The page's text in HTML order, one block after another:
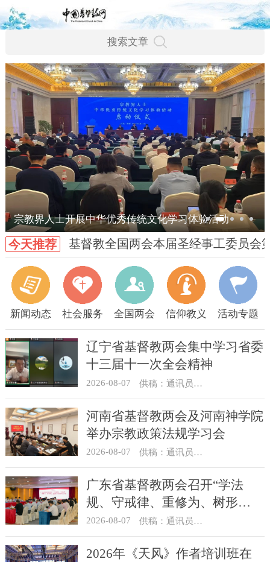
宗教界人士开展中华优秀传统文化学习体验活动
今天推荐 基督教全国两会本届圣经事工委员会
新闻动态 社会服务 全国两会 信仰教义 活动专题
辽宁省基督教两会集中学习省委
十三届十一次全会精神
2026-08-07 供稿：通讯员 顾利民
河南省基督教两会及河南神学院
举办宗教政策法规学习会
2026-08-07 供稿：通讯员 靳新元
广东省基督教两会召开“学法
规、守戒律、重修为、树形
象”教育活动总结会议
2026-08-07 供稿：通讯员 汪浩
2026年《天风》作者培训班在